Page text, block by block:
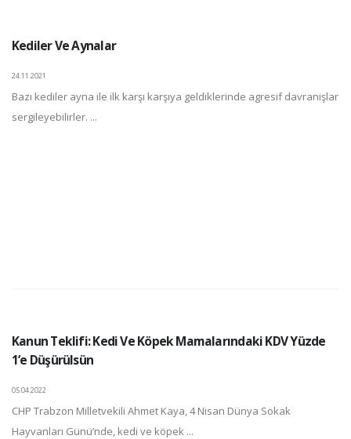
Kediler Ve Aynalar
24.11.2021
Bazı kediler ayna ile ilk karşı karşıya geldiklerinde agresif davranışlar
sergileyebilirler. ...
Kanun Teklifi: Kedi Ve Köpek Mamalarındaki KDV Yüzde
1’e Düşürülsün
05.04.2022
CHP Trabzon Milletvekili Ahmet Kaya, 4 Nisan Dünya Sokak
Hayvanları Günü’nde, kedi ve köpek ...